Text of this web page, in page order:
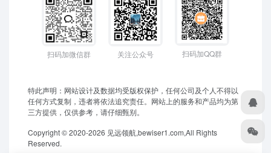
扫码加微信群 关注公众号 扫码加QQ群
特此声明：网站设计及数据均受版权保护，任何公司及个人不得以
任何方式复制，违者将依法追究责任。网站上的服务和产品均为第
三方提供，仅供参考，请仔细甄别。
Copyright © 2020-2026 见远领航,bewiser1.com,All Rights
Reserved.